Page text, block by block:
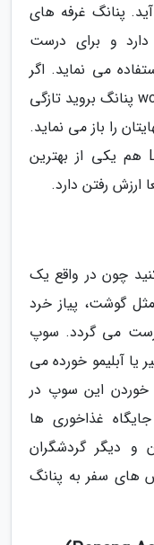
پنانگ غرفه های
و برای درست
می نماید. اگر
برای خوردن این غذا به رستوران wok hei پنانگ بروید تازگی
را باز می نماید.
دکه های غذاخوری Lorong Selamat هم یکی از بهترین
ارزش رفتن دارد.
چون در واقع یک
گوشت، پیاز خرد
می گردد. سوپ
یا آبلیمو خورده می
خوردن این سوپ در
غذاخوری ها
و دیگر گردشگران
سفر به پنانگ